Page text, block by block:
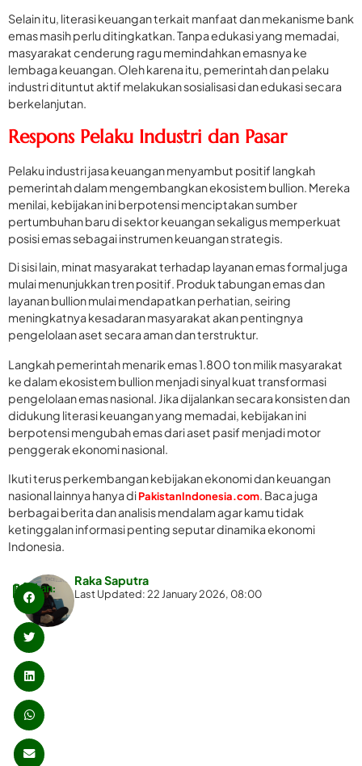
Selain itu, literasi keuangan terkait manfaat dan mekanisme bank
emas masih perlu ditingkatkan. Tanpa edukasi yang memadai,
masyarakat cenderung ragu memindahkan emasnya ke
lembaga keuangan. Oleh karena itu, pemerintah dan pelaku
industri dituntut aktif melakukan sosialisasi dan edukasi secara
berkelanjutan.
Respons Pelaku Industri dan Pasar
Pelaku industri jasa keuangan menyambut positif langkah
pemerintah dalam mengembangkan ekosistem bullion. Mereka
menilai, kebijakan ini berpotensi menciptakan sumber
pertumbuhan baru di sektor keuangan sekaligus memperkuat
posisi emas sebagai instrumen keuangan strategis.
Di sisi lain, minat masyarakat terhadap layanan emas formal juga
mulai menunjukkan tren positif. Produk tabungan emas dan
layanan bullion mulai mendapatkan perhatian, seiring
meningkatnya kesadaran masyarakat akan pentingnya
pengelolaan aset secara aman dan terstruktur.
Langkah pemerintah menarik emas 1.800 ton milik masyarakat
ke dalam ekosistem bullion menjadi sinyal kuat transformasi
pengelolaan emas nasional. Jika dijalankan secara konsisten dan
didukung literasi keuangan yang memadai, kebijakan ini
berpotensi mengubah emas dari aset pasif menjadi motor
penggerak ekonomi nasional.
Ikuti terus perkembangan kebijakan ekonomi dan keuangan
nasional lainnya hanya diPakistanIndonesia.com. Baca juga
berbagai berita dan analisis mendalam agar kamu tidak
ketinggalan informasi penting seputar dinamika ekonomi
Indonesia.
Raka Saputra
Last Updated: 22 January 2026, 08:00
Bagikan: